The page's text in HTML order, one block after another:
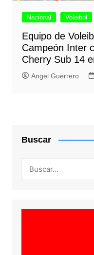
Nacional Voleibol
Equipo de
Campeón Inter
Cherry Sub 14
Angel Guerrero
Buscar